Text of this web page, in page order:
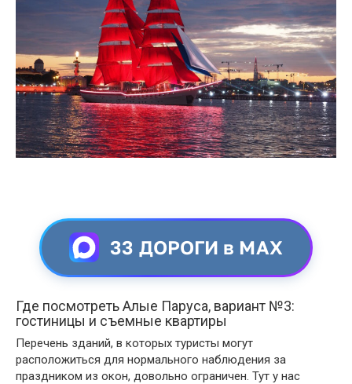
33 ДОРОГИ в MAX
Где посмотреть Алые Паруса, вариант №3:
гостиницы и съемные квартиры
Перечень зданий, в которых туристы могут
расположиться для нормального наблюдения за
праздником из окон, довольно ограничен. Тут у нас